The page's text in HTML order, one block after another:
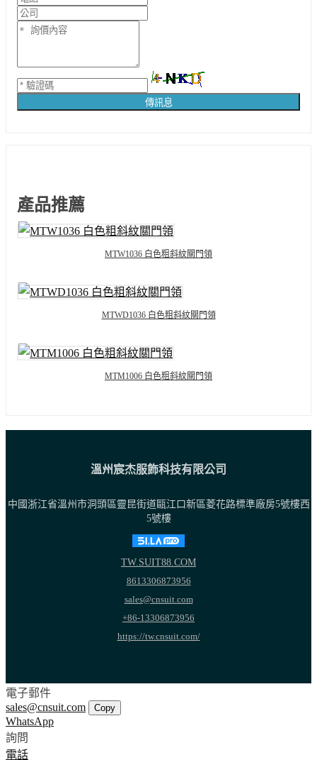
傳訊息
產品推薦
MTW1036 白色粗斜紋關門領
MTWD1036 白色粗斜紋關門領
MTM1006 白色粗斜紋關門領
溫州宸杰服飾科技有限公司
中國浙江省溫州市洞頭區靈昆街道甌江口新區菱花路標準廠房5號樓西
5號樓
TW.SUIT88.COM
8613306873956
sales@cnsuit.com
+86-13306873956
https://tw.cnsuit.com/
電子郵件
sales@cnsuit.com
Copy
WhatsApp
詢問
電話